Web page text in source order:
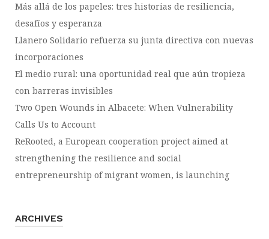
Más allá de los papeles: tres historias de resiliencia,
desafíos y esperanza
Llanero Solidario refuerza su junta directiva con nuevas
incorporaciones
El medio rural: una oportunidad real que aún tropieza
con barreras invisibles
Two Open Wounds in Albacete: When Vulnerability
Calls Us to Account
ReRooted, a European cooperation project aimed at
strengthening the resilience and social
entrepreneurship of migrant women, is launching
ARCHIVES